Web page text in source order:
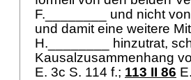
F.________ und nicht
und damit eine weitere
H.________ hinzutrat,
Kausalzusammenhang
E. 3c S. 114 f.; 113 II 86